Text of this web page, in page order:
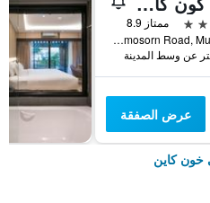
ممتاز 8.9
999 Moo 4 Prachasamosorn Road, Muang, خون كاين, تايلاند
عرض الصفقة
خون كاين